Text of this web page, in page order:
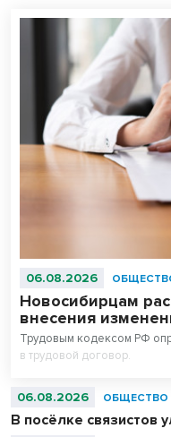
06.08.2026
Новосибирцам
внесения
Трудовым кодексом РФ
в трудовой договор.
06.08.2026 ОБЩЕСТВО
В посёлке связистов